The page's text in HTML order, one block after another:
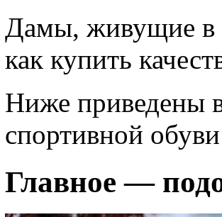
Дамы, живущие в
как купить
Ниже приведены
спортивной
Главное —